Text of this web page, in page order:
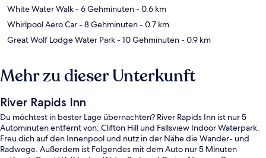
White Water Walk- 6 Gehminuten- 0.6 km
Whirlpool Aero Car- 8 Gehminuten- 0.7 km
Great Wolf Lodge Water Park- 10 Gehminuten- 0.9 km
Mehr zu dieser Unterkunft
River Rapids Inn
Du möchtest in bester Lage übernachten? River Rapids Inn ist nur 5
Autominuten entfernt von: Clifton Hill und Fallsview Indoor Waterpark.
Freu dich auf den Innenpool und nutz in der Nähe die Wander- und
Radwege. Außerdem ist Folgendes mit dem Auto nur 5 Minuten